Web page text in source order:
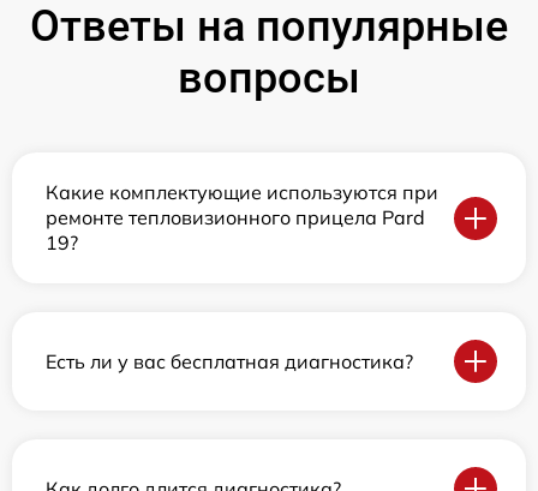
Ответы на популярные
вопросы
Какие комплектующие используются при
ремонте тепловизионного прицела Pard
19?
Есть ли у вас бесплатная диагностика?